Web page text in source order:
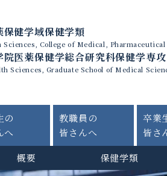
保健学域保健学類
Sciences, College of Medical,
院医薬保健学総合研究科保健学専攻
Sciences, Graduate School of Medical
の
へ
教職員の
皆さんへ
卒業
皆さ
概要 保健学類